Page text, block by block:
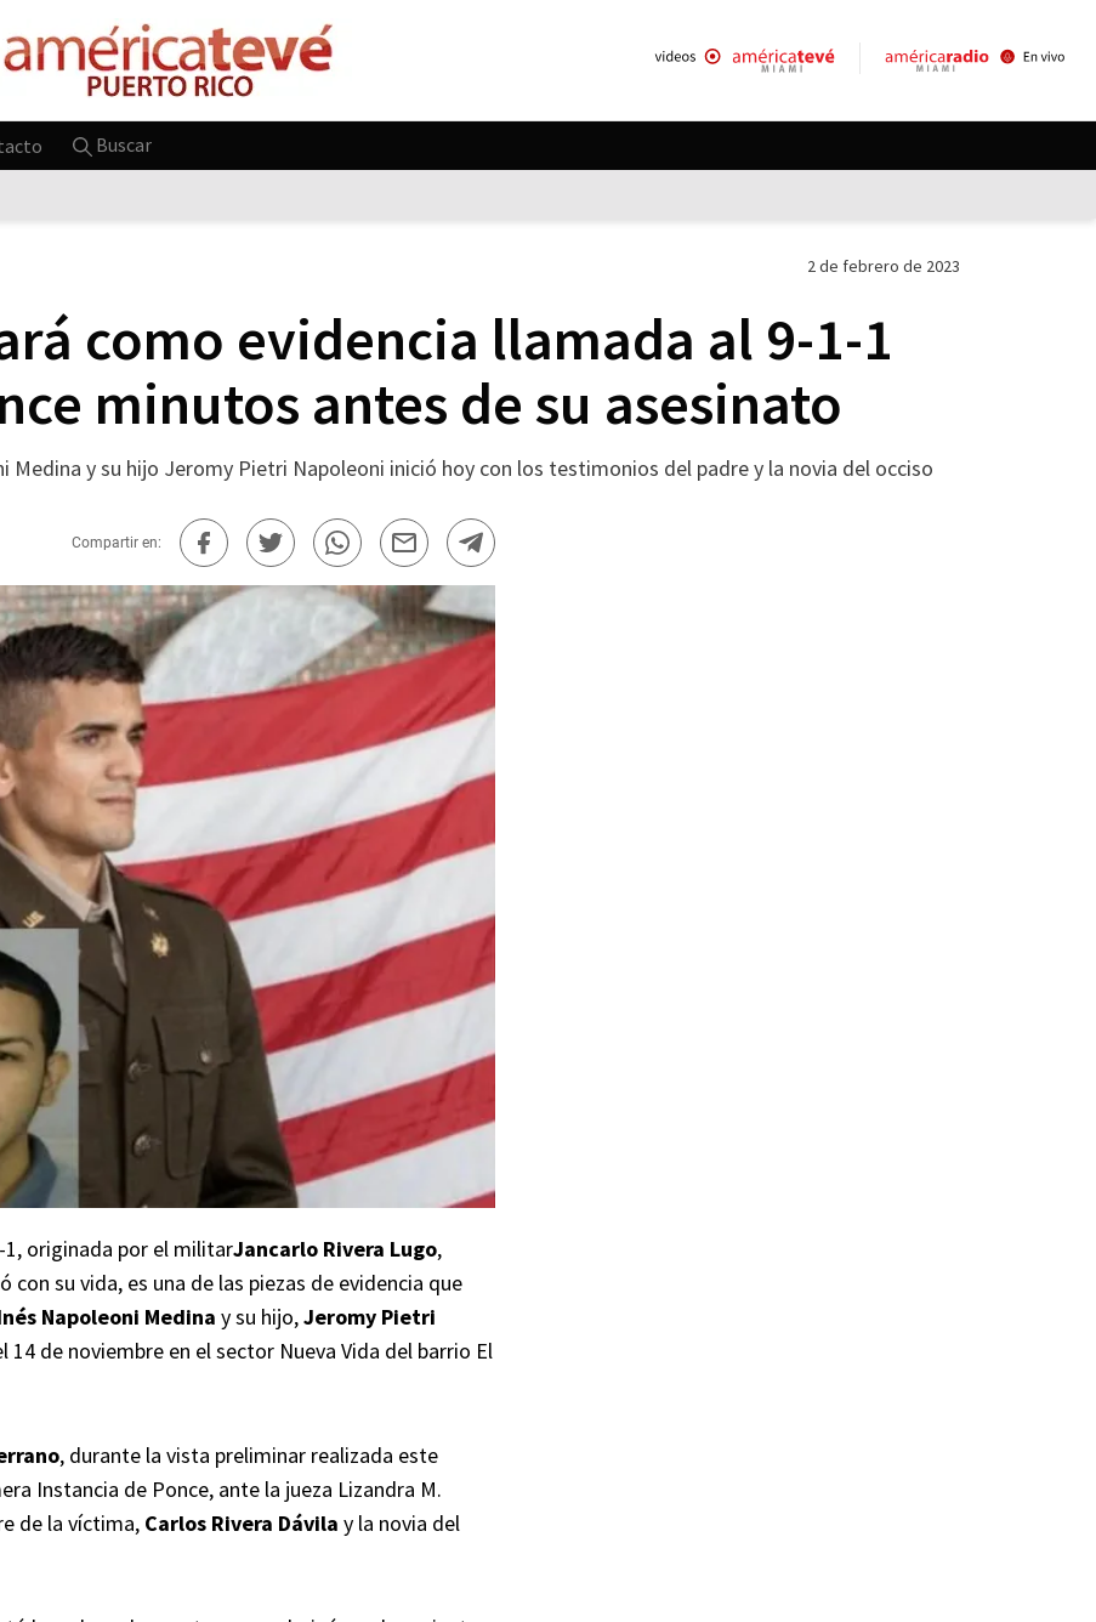
Buscar
2 de febrero de 2023
como evidencia llamada al 9-1-1
minutos antes de su asesinato
Medina y su hijo Jeromy Pietri Napoleoni inició hoy con los testimonios del padre y la novia del occiso
Compartir en:
1, originada por el militarJancarlo Rivera Lugo,
su vida, es una de las piezas de evidencia que
Napoleoni Medina y su hijo,Jeromy Pietri
de noviembre en el sector Nueva Vida del barrio El
, durante la vista preliminar realizada este
Instancia de Ponce, ante la jueza Lizandra M.
de la víctima, Carlos Rivera Dávila y la novia del